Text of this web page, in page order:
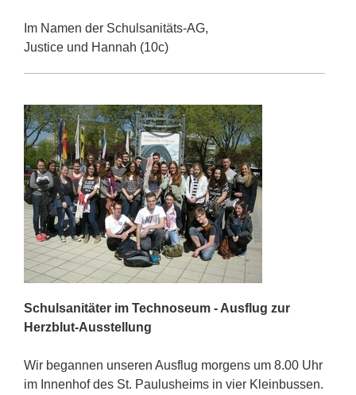
Im Namen der Schulsanitäts-AG,
Justice und Hannah (10c)
Schulsanitäter im Technoseum - Ausflug zur
Herzblut-Ausstellung
Wir begannen unseren Ausflug morgens um 8.00 Uhr
im Innenhof des St. Paulusheims in vier Kleinbussen.